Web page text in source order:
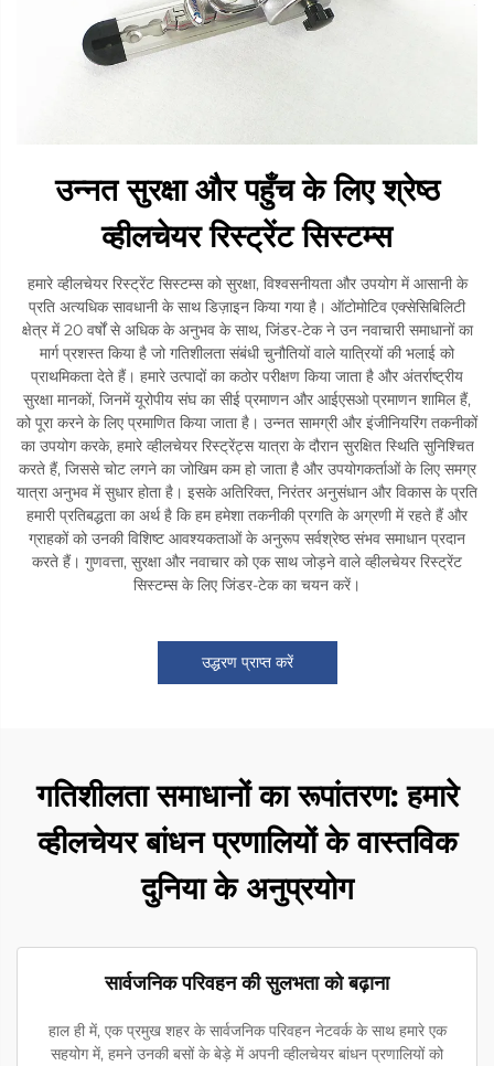
उन्नत सुरक्षा और पहुँच के लिए श्रेष्ठ
व्हीलचेयर रिस्ट्रेंट सिस्टम्स
हमारे व्हीलचेयर रिस्ट्रेंट सिस्टम्स को सुरक्षा, विश्वसनीयता और उपयोग में आसानी के
प्रति अत्यधिक सावधानी के साथ डिज़ाइन किया गया है। ऑटोमोटिव एक्सेसिबिलिटी
क्षेत्र में 20 वर्षों से अधिक के अनुभव के साथ, जिंडर-टेक ने उन नवाचारी समाधानों का
मार्ग प्रशस्त किया है जो गतिशीलता संबंधी चुनौतियों वाले यात्रियों की भलाई को
प्राथमिकता देते हैं। हमारे उत्पादों का कठोर परीक्षण किया जाता है और अंतर्राष्ट्रीय
सुरक्षा मानकों, जिनमें यूरोपीय संघ का सीई प्रमाणन और आईएसओ प्रमाणन शामिल हैं,
को पूरा करने के लिए प्रमाणित किया जाता है। उन्नत सामग्री और इंजीनियरिंग तकनीकों
का उपयोग करके, हमारे व्हीलचेयर रिस्ट्रेंट्स यात्रा के दौरान सुरक्षित स्थिति सुनिश्चित
करते हैं, जिससे चोट लगने का जोखिम कम हो जाता है और उपयोगकर्ताओं के लिए समग्र
यात्रा अनुभव में सुधार होता है। इसके अतिरिक्त, निरंतर अनुसंधान और विकास के प्रति
हमारी प्रतिबद्धता का अर्थ है कि हम हमेशा तकनीकी प्रगति के अग्रणी में रहते हैं और
ग्राहकों को उनकी विशिष्ट आवश्यकताओं के अनुरूप सर्वश्रेष्ठ संभव समाधान प्रदान
करते हैं। गुणवत्ता, सुरक्षा और नवाचार को एक साथ जोड़ने वाले व्हीलचेयर रिस्ट्रेंट
सिस्टम्स के लिए जिंडर-टेक का चयन करें।
उद्धरण प्राप्त करें
गतिशीलता समाधानों का रूपांतरण: हमारे
व्हीलचेयर बांधन प्रणालियों के वास्तविक
दुनिया के अनुप्रयोग
सार्वजनिक परिवहन की सुलभता को बढ़ाना
हाल ही में, एक प्रमुख शहर के सार्वजनिक परिवहन नेटवर्क के साथ हमारे एक
सहयोग में, हमने उनकी बसों के बेड़े में अपनी व्हीलचेयर बांधन प्रणालियों को